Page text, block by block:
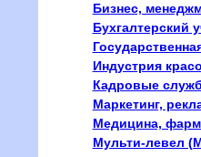
Бизнес,
Бухгалтерский
Индустрия
Кадровые
Маркетинг,
Медицина,
Мульти-левел